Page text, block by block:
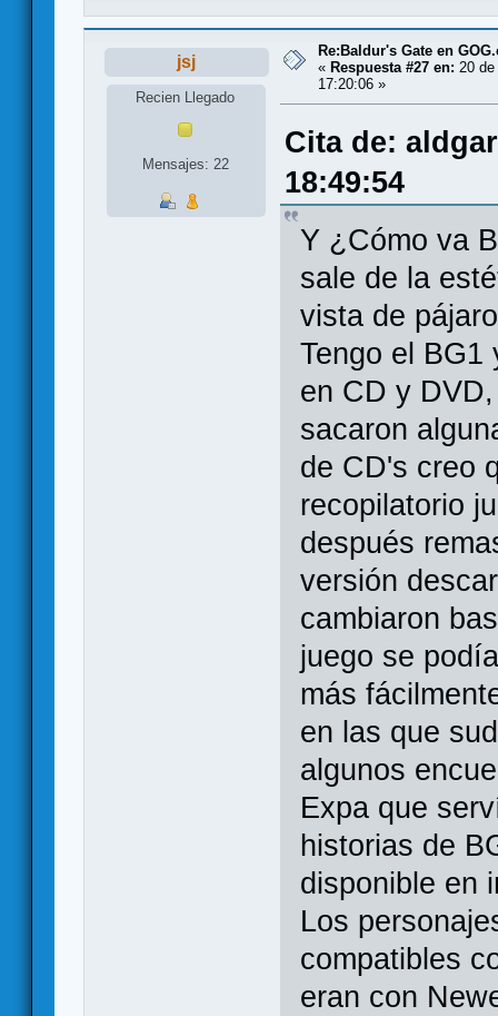
jsj
Recien Llegado
Mensajes: 22
Re:Baldur's Gate en
« Respuesta #27 en: 20
17:20:06 »
Cita de:
18:49:54
Y ¿Cómo va
sale de la
vista de
Tengo el
en CD y
sacaron
de CD's creo
recopilatorio
después
versión
cambiaron
juego se
más
en las que
algunos
Expa que
historias de
disponible en
Los
compatibles
eran con